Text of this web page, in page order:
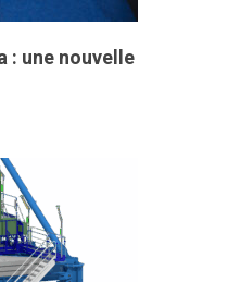
: une nouvelle